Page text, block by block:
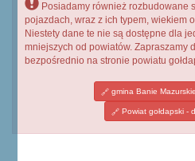
Posiadamy również rozbudowane
pojazdach, wraz z ich typem, wiekiem
Niestety dane te nie są dostępne dla
mniejszych od powiatów. Zapraszamy
bezpośrednio na stronie powiatu
gmina Banie
Powiat gołdapski -